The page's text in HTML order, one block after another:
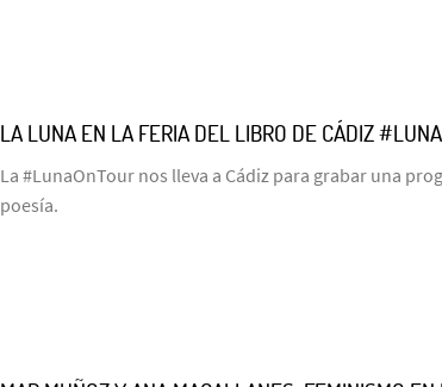
LA LUNA EN LA FERIA DEL LIBRO DE CÁDIZ
La #LunaOnTour nos lleva a Cádiz para grabar una
poesía.